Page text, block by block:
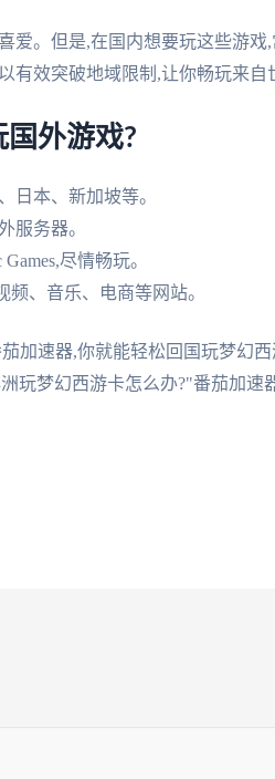
爱。但是,在国内想要玩这些游戏,
有效突破地域限制,让你畅玩来自
外游戏?
日本、新加坡等。
服务器。
尽情畅玩。
、音乐、电商等网站。
加速器,你就能轻松回国玩梦幻
玩梦幻西游卡怎么办?"番茄加速